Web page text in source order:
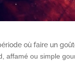
où faire un
affamé ou simple